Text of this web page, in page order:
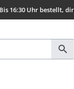
Bis 16:30 Uhr bestellt,